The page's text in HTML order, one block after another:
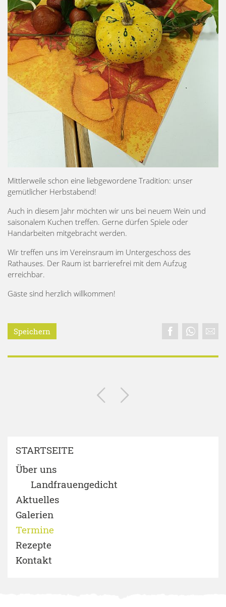
Mittlerweile schon eine liebgewordene Tradition: unser
gemütlicher Herbstabend!
Auch in diesem Jahr möchten wir uns bei neuem Wein und
saisonalem Kuchen treffen. Gerne dürfen Spiele oder
Handarbeiten mitgebracht werden.
Wir treffen uns im Vereinsraum im Untergeschoss des
Rathauses. Der Raum ist barrierefrei mit dem Aufzug
erreichbar.
Gäste sind herzlich willkommen!
Speichern
STARTSEITE
Über uns
Landfrauengedicht
Aktuelles
Galerien
Termine
Rezepte
Kontakt